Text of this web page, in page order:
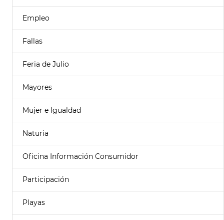
Empleo
Fallas
Feria de Julio
Mayores
Mujer e Igualdad
Naturia
Oficina Información Consumidor
Participación
Playas